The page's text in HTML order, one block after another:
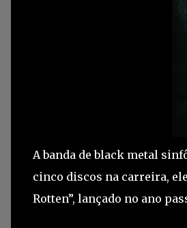
A banda de black metal
cinco discos na carreira,
Rotten”, lançado no ano